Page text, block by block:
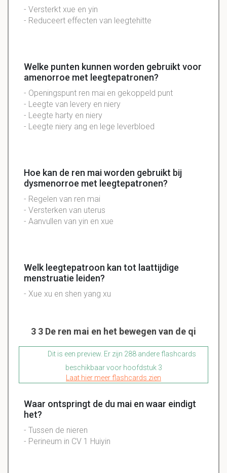
- Versterkt xue en yin
- Reduceert effecten van leegtehitte
Welke punten kunnen worden gebruikt voor
amenorroe met leegtepatronen?
- Openingspunt ren mai en gekoppeld punt
- Leegte van levery en niery
- Leegte harty en niery
- Leegte niery ang en lege leverbloed
Hoe kan de ren mai worden gebruikt bij
dysmenorroe met leegtepatronen?
- Regelen van ren mai
- Versterken van uterus
- Aanvullen van yin en xue
Welk leegtepatroon kan tot laattijdige
menstruatie leiden?
- Xue xu en shen yang xu
3 3 De ren mai en het bewegen van de qi
Dit is een preview. Er zijn 288 andere flashcards
beschikbaar voor hoofdstuk 3
Laat hier meer flashcards zien
Waar ontspringt de du mai en waar eindigt
het?
- Tussen de nieren
- Perineum in CV 1 Huiyin